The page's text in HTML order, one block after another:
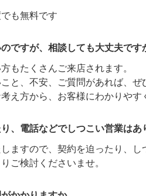
も無料です
ですが、相談しても大丈夫です
もたくさんご来店されます。
と、不安、ご質問があれば、ぜ
え方から、お客様にわかりやす
、電話などでしつこい営業はあ
ますので、契約を迫ったり、し
ご検討くださいませ。